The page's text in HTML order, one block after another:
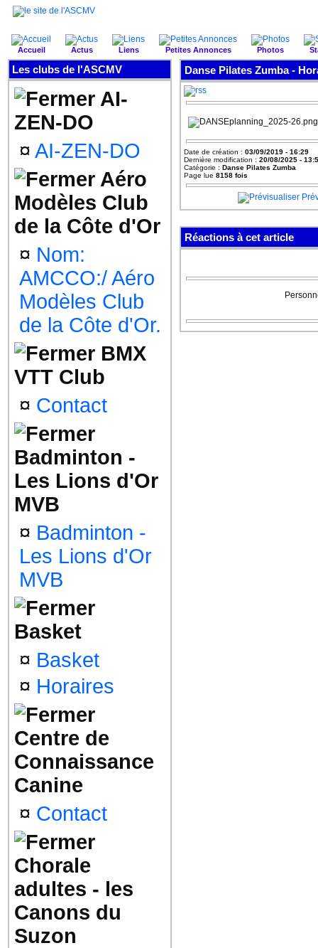
Accueil Actus Liens Petites Annonces Photos
Les clubs de l'ASCMV
AI-
ZEN-DO
¤ AI-ZEN-DO
Aéro
Modèles Club
de la Côte d'Or
¤ Nom:
AMCCO:/ Aéro
Modèles Club
de la Côte d'Or.
BMX
VTT Club
¤ Contact
Badminton -
Les Lions d'Or
MVB
¤ Badminton -
Les Lions d'Or
MVB
Basket
¤ Basket
¤ Horaires
Centre de
Connaissance
Canine
¤ Contact
Chorale
adultes - les
Canons du
Suzon
Danse Pilates Zumba -
Date de création : 03/09/2019 - 16:29
Dernière modification : 20/08/2025 -
Catégorie : Danse Pilates Zumba
Page lue 8158 fois
Réactions à cet article